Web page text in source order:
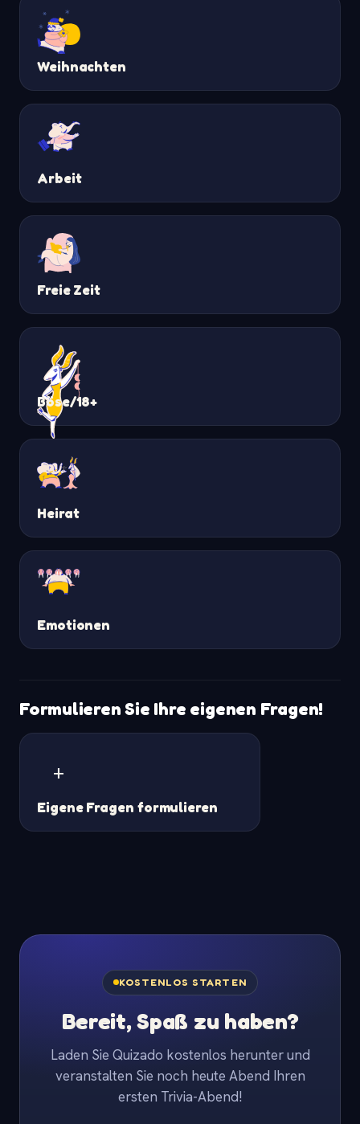
Weihnachten
Arbeit
Freie Zeit
Böse/18+
Heirat
Emotionen
Formulieren Sie Ihre eigenen Fragen!
+
Eigene Fragen formulieren
KOSTENLOS STARTEN
Bereit, Spaß zu haben?
Laden Sie Quizado kostenlos herunter und
veranstalten Sie noch heute Abend Ihren
ersten Trivia-Abend!